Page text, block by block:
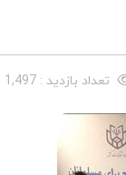
تعداد بازدید : 1,497 نفر